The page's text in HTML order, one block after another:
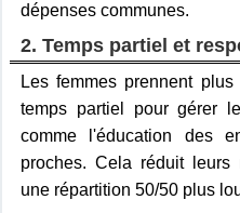
dépenses communes.
2. Temps partiel et
Les femmes prennent
temps partiel pour gérer
comme l'éducation des
proches. Cela réduit leurs
une répartition 50/50 plus